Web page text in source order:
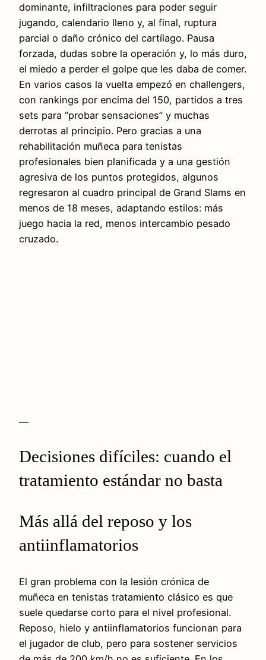
dominante, infiltraciones para poder seguir
jugando, calendario lleno y, al final, ruptura
parcial o daño crónico del cartílago. Pausa
forzada, dudas sobre la operación y, lo más duro,
el miedo a perder el golpe que les daba de comer.
En varios casos la vuelta empezó en challengers,
con rankings por encima del 150, partidos a tres
sets para “probar sensaciones” y muchas
derrotas al principio. Pero gracias a una
rehabilitación muñeca para tenistas
profesionales bien planificada y a una gestión
agresiva de los puntos protegidos, algunos
regresaron al cuadro principal de Grand Slams en
menos de 18 meses, adaptando estilos: más
juego hacia la red, menos intercambio pesado
cruzado.
—
Decisiones difíciles: cuando el
tratamiento estándar no basta
Más allá del reposo y los
antiinflamatorios
El gran problema con la lesión crónica de
muñeca en tenistas tratamiento clásico es que
suele quedarse corto para el nivel profesional.
Reposo, hielo y antiinflamatorios funcionan para
el jugador de club, pero para sostener servicios